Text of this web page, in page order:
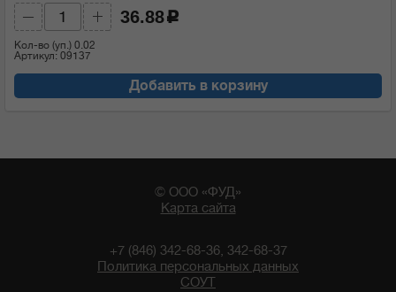
Кол-во (уп.) 0.02
Артикул: 09137
36.88 c
Добавить в корзину
© ООО «ФУД»
Карта сайта
+7 (846) 342-68-36, 342-68-37
Политика персональных данных
СОУТ